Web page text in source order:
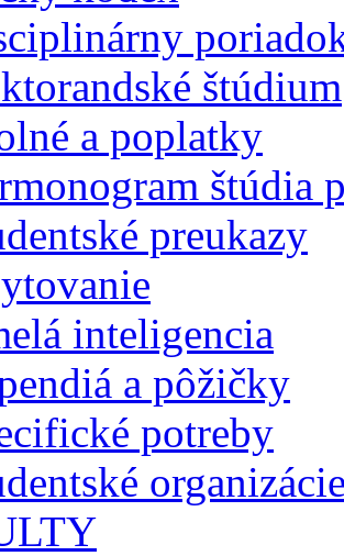
štúdium
a poplatky
štúdia
preukazy
inteligencia
a pôžičky
potreby